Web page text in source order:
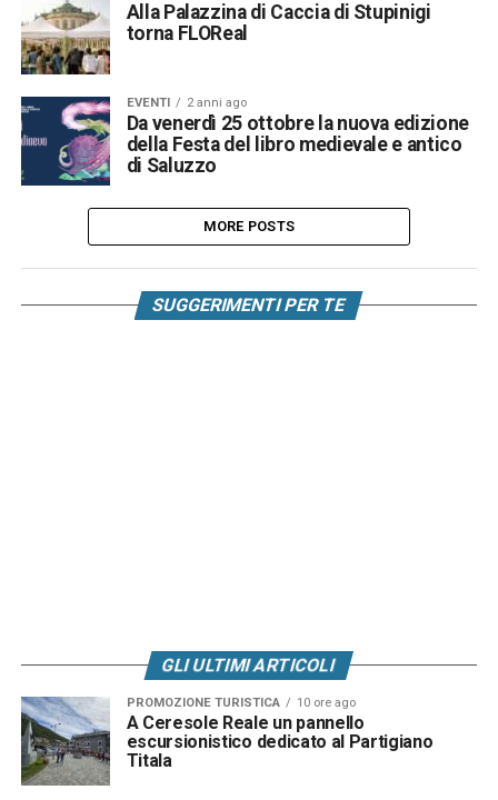
Alla Palazzina di Caccia di Stupinigi
torna FLOReal
EVENTI 2 anni ago
Da venerdì 25 ottobre la nuova edizione
della Festa del libro medievale e antico
di Saluzzo
MORE POSTS
SUGGERIMENTI PER TE
GLI ULTIMI ARTICOLI
PROMOZIONE TURISTICA 10 ore ago
A Ceresole Reale un pannello
escursionistico dedicato al Partigiano
Titala